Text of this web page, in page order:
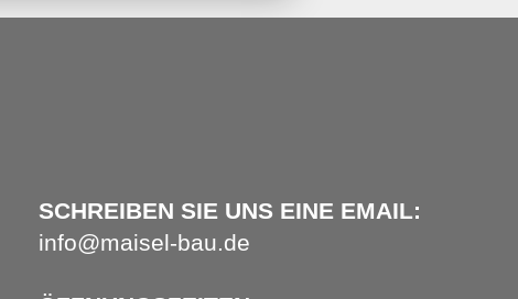
SCHREIBEN SIE UNS EINE EMAIL:
info@maisel-bau.de